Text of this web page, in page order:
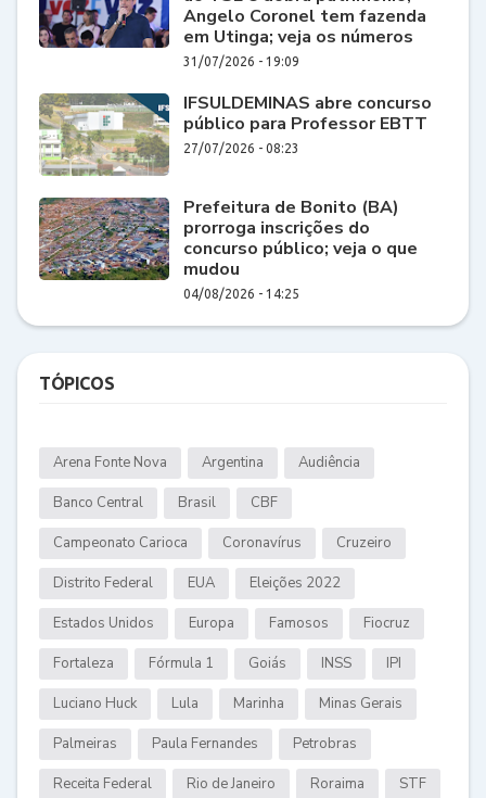
Angelo Coronel tem fazenda
em Utinga; veja os números
31/07/2026 - 19:09
IFSULDEMINAS abre concurso
público para Professor EBTT
27/07/2026 - 08:23
Prefeitura de Bonito (BA)
prorroga inscrições do
concurso público; veja o que
mudou
04/08/2026 - 14:25
TÓPICOS
Arena Fonte Nova Argentina Audiência
Banco Central Brasil CBF
Campeonato Carioca Coronavírus Cruzeiro
Distrito Federal EUA Eleições 2022
Estados Unidos Europa Famosos Fiocruz
Fortaleza Fórmula 1 Goiás INSS IPI
Luciano Huck Lula Marinha Minas Gerais
Palmeiras Paula Fernandes Petrobras
Receita Federal Rio de Janeiro Roraima STF